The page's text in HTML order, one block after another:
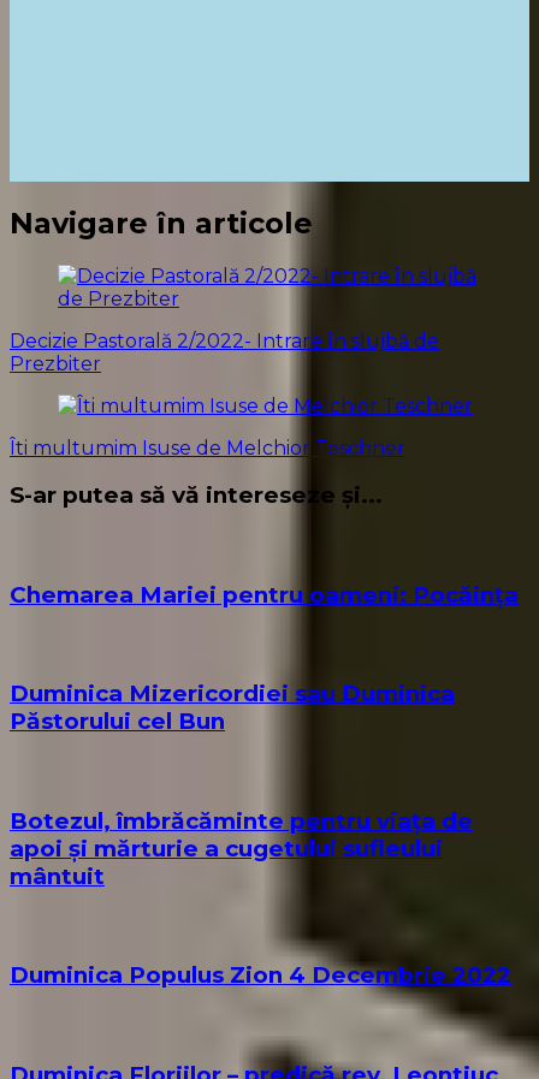
Navigare în articole
Decizie Pastorală 2/2022- Intrare în slujbă de
Prezbiter
Îti multumim Isuse de Melchior Teschner
S-ar putea să vă intereseze și...
Chemarea Mariei pentru oameni: Pocăința
Duminica Mizericordiei sau Duminica
Păstorului cel Bun
Botezul, îmbrăcăminte pentru viața de
apoi și mărturie a cugetului sufleului
mântuit
Duminica Populus Zion 4 Decembrie 2022